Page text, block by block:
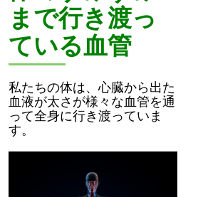
まで行き渡っ
ている血管
私たちの体は、心臓から出た
血液が太さが様々な血管を通
って全身に行き渡っていま
す。